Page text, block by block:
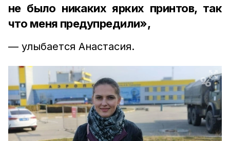
не было никаких ярких принтов, так
что меня предупредили»,
— улыбается Анастасия.